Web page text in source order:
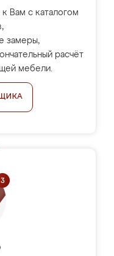
Вам с каталогом
замеры,
расчёт
мебели.